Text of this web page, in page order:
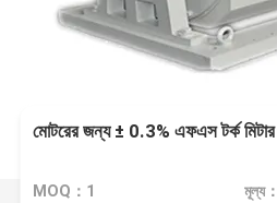
মোটরের জন্য ± 0.3% এফএস টর্ক মিটার
MOQ：1